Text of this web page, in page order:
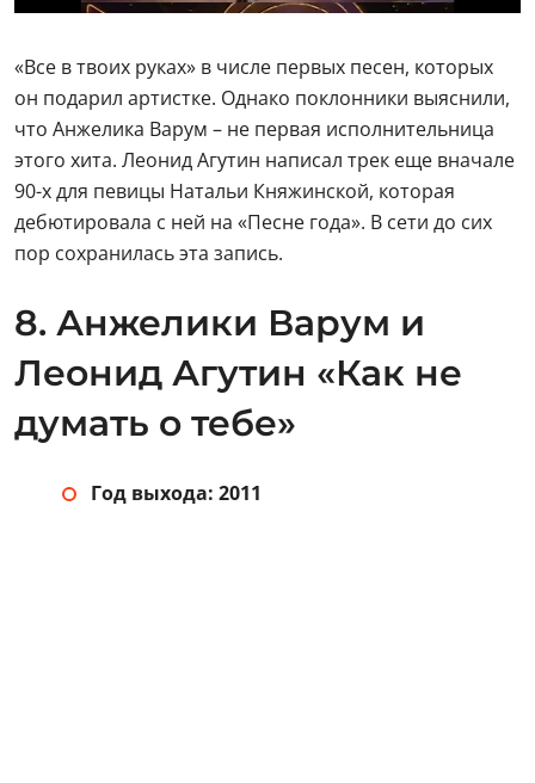
«Все в твоих руках» в числе первых песен, которых
он подарил артистке. Однако поклонники выяснили,
что Анжелика Варум – не первая исполнительница
этого хита. Леонид Агутин написал трек еще вначале
90-х для певицы Натальи Княжинской, которая
дебютировала с ней на «Песне года». В сети до сих
пор сохранилась эта запись.
8. Анжелики Варум и
Леонид Агутин «Как не
думать о тебе»
Год выхода: 2011